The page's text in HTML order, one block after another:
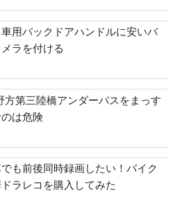
車用バックドアハンドルに安いバ
ラを付ける
方第三陸橋アンダーパスをまっす
のは危険
も前後同時録画したい！バイク
ラレコを購入してみた